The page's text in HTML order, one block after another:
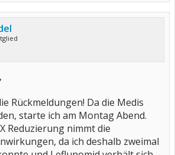
Rückmeldungen! Da die Medis
starte ich am Montag Abend.
Reduzierung nimmt die
da ich deshalb zweimal